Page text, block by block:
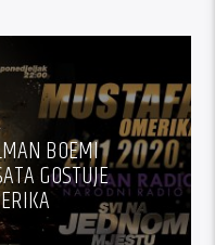
BOEMI
GOSTUJE